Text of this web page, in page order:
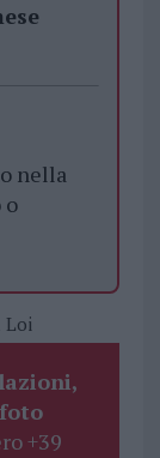
nella
Loi
+39